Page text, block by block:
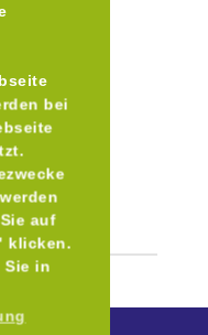
bei
auf
klicken.
Sie in